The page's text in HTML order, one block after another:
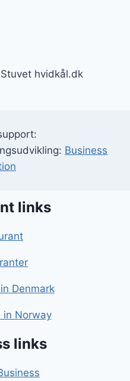
hvidkål.dk
Business
links
Denmark
in Norway
links